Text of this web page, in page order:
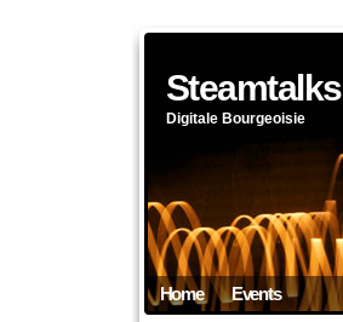
Steamtalks
Digitale Bourgeoisie
Home Events